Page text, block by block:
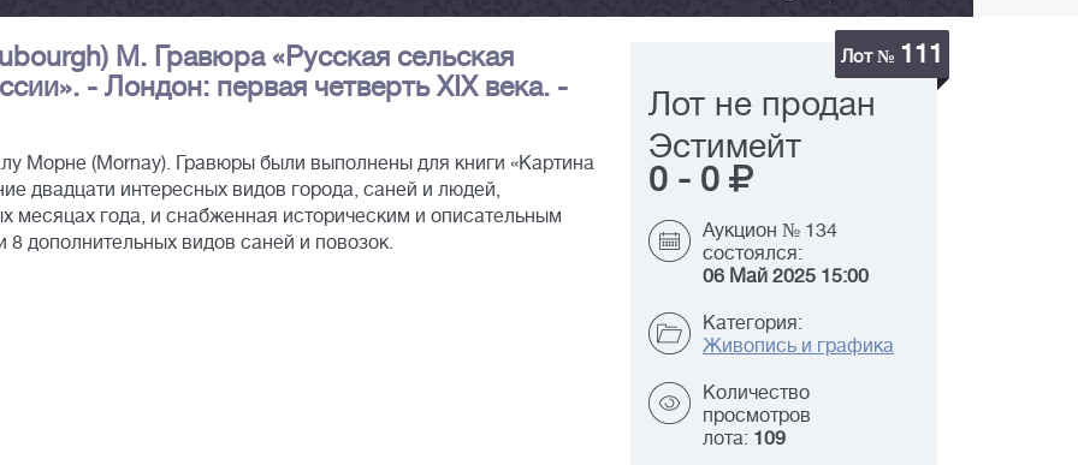
М. Гравюра «Русская сельская
- Лондон: первая четверть XIX века. -
Морне (Mornay). Гравюры были выполнены для книги «Картина
двадцати интересных видов города, саней и людей,
месяцах года, и снабженная историческим и описательным
8 дополнительных видов саней и повозок.
Лот № 111
Лот не продан
Эстимейт
0 - 0
Аукцион № 134
состоялся:
06 Май 2025 15:00
Категория:
Живопись и графика
Количество
просмотров
лота: 109